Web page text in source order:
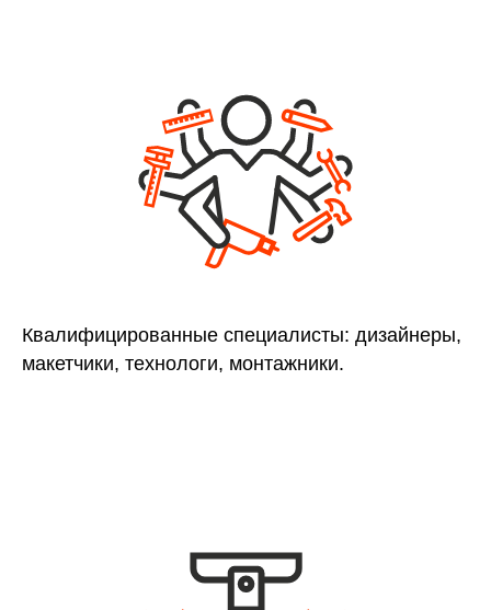
Квалифицированные специалисты: дизайнеры,
макетчики, технологи, монтажники.